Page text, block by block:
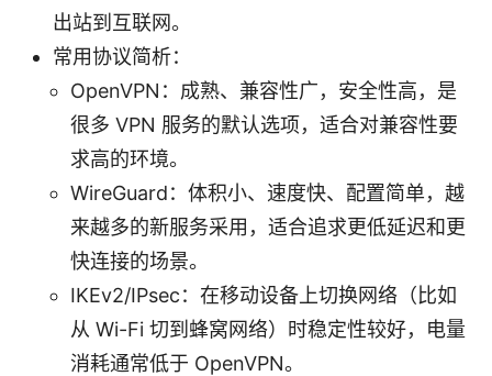
出站到互联网。
常用协议简析：
OpenVPN：成熟、兼容性广，安全性高，是
很多 VPN 服务的默认选项，适合对兼容性要
求高的环境。
WireGuard：体积小、速度快、配置简单，越
来越多的新服务采用，适合追求更低延迟和更
快连接的场景。
IKEv2/IPsec：在移动设备上切换网络（比如
从 Wi-Fi 切到蜂窝网络）时稳定性较好，电量
消耗通常低于 OpenVPN。